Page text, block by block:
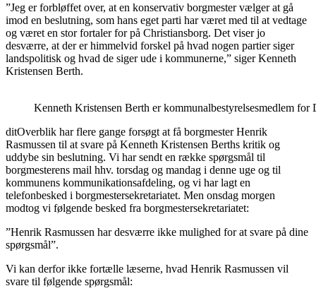
”Jeg er forbløffet over, at en konservativ borgmester vælger at gå
imod en beslutning, som hans eget parti har været med til at vedtage
og været en stor fortaler for på Christiansborg. Det viser jo
desværre, at der er himmelvid forskel på hvad nogen partier siger
landspolitisk og hvad de siger ude i kommunerne,” siger Kenneth
Kristensen Berth.
Kenneth Kristensen Berth er kommunalbestyrelsesmedlem
ditOverblik har flere gange forsøgt at få borgmester Henrik
Rasmussen til at svare på Kenneth Kristensen Berths kritik og
uddybe sin beslutning. Vi har sendt en række spørgsmål til
borgmesterens mail hhv. torsdag og mandag i denne uge og til
kommunens kommunikationsafdeling, og vi har lagt en
telefonbesked i borgmestersekretariatet. Men onsdag morgen
modtog vi følgende besked fra borgmestersekretariatet:
”Henrik Rasmussen har desværre ikke mulighed for at svare på dine
spørgsmål”.
Vi kan derfor ikke fortælle læserne, hvad Henrik Rasmussen vil
svare til følgende spørgsmål: